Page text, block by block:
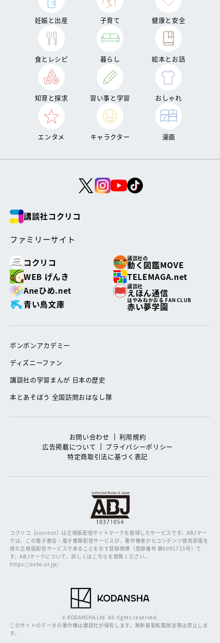
妊娠と出産 子育て 健康と安全
食とレシピ 暮らし 絵本とお話
知育と探求 習い事と学習 おしゃれ
エンタメ キャラクター 漫画
講談社コクリコ
ファミリーサイト
コクリコ
講談社の
動く図鑑MOVE
WEB げんき
TELEMAGA.net
Aneひめ.net
講談社
えほん通信
青い鳥文庫
はやみねかおる FAN CLUB
赤い夢学園
ボンボンアカデミー
ディズニーファン
講談社の学習まんが 日本の歴史
本とあそぼう 全国訪問おはなし隊
お問い合わせ
利用規約
広告掲載について
プライバシーポリシー
特定商取引法に基づく表記
コクリコ［cocreco］は正規版配信サイトマークを取得したサービスです。ABJマー
クは、この電子書店・電子書籍配信サービスが、著作権者からコンテンツ使用許諾を
得た正規版配信サービスであることを示す登録商標（登録番号 第6091713号）で
す。ABJマークについて、詳しくはこちらを御覧ください。
https://aebs.or.jp/
© KODANSHA Ltd. All rights reserved.
このサイトのデータの著作権は講談社が保有します。無断複製転載放送等は禁止しま
す。